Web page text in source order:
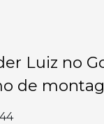
Luiz no
de